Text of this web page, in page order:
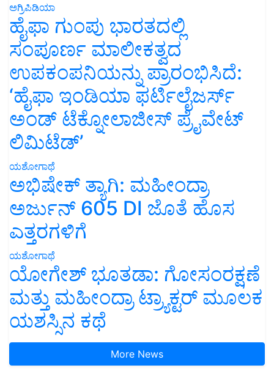
ಅಗ್ರಿಪಿಡಿಯಾ
ಹೈಫಾ ಗುಂಪು ಭಾರತದಲ್ಲಿ
ಸಂಪೂರ್ಣ ಮಾಲೀಕತ್ವದ
ಉಪಕಂಪನಿಯನ್ನು ಪ್ರಾರಂಭಿಸಿದೆ:
‘ಹೈಫಾ ಇಂಡಿಯಾ ಫರ್ಟಿಲೈಜರ್ಸ್
ಅಂಡ್ ಟೆಕ್ನೋಲಾಜೀಸ್ ಪ್ರೈವೇಟ್
ಲಿಮಿಟೆಡ್’
ಯಶೋಗಾಥೆ
ಅಭಿಷೇಕ್ ತ್ಯಾಗಿ: ಮಹೀಂದ್ರಾ
ಅರ್ಜುನ್ 605 DI ಜೊತೆ ಹೊಸ
ಎತ್ತರಗಳಿಗೆ
ಯಶೋಗಾಥೆ
ಯೋಗೇಶ್ ಭೂತಡಾ: ಗೋಸಂರಕ್ಷಣೆ
ಮತ್ತು ಮಹೀಂದ್ರಾ ಟ್ರ್ಯಾಕ್ಟರ್ ಮೂಲಕ
ಯಶಸ್ಸಿನ ಕಥೆ
More News